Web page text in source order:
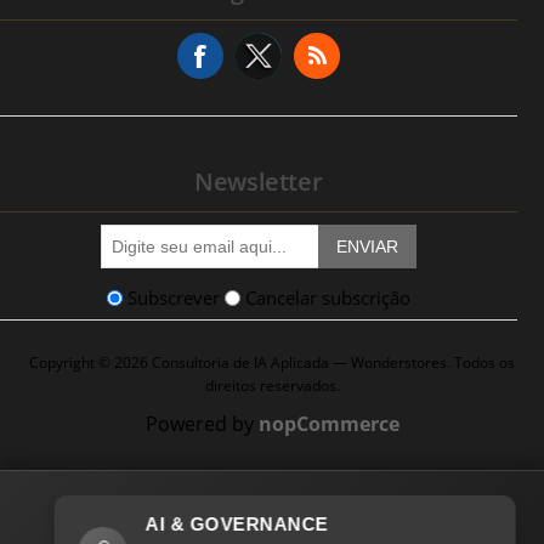
Pedido de Serviço
Newsletter
ENVIAR
Subscrever Cancelar subscrição
Copyright © 2026 Consultoria de IA Aplicada — Wonderstores. Todos os
direitos reservados.
Powered by nopCommerce
AI & GOVERNANCE